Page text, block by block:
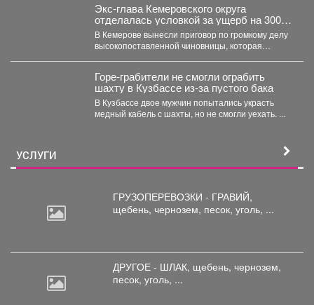
Экс-глава Кемеровского округа
отделалась условкой за ущерб на 300
млн рублей
В Кемерове вынесли приговор по громкому делу
высокопоставленной чиновницы, которая
Горе-грабители не смогли ограбить
шахту в Кузбассе из-за пустого бака
В Кузбассе двое мужчин попытались украсть
медный кабель с шахты, но не смогли уехать. ...
УСЛУГИ
ГРУЗОПЕРЕВОЗКИ - ГРАВИЙ,
щебень, чернозем, песок, уголь, ...
ДРУГОЕ - ШЛАК, щебень, чернозем,
песок, уголь, ...